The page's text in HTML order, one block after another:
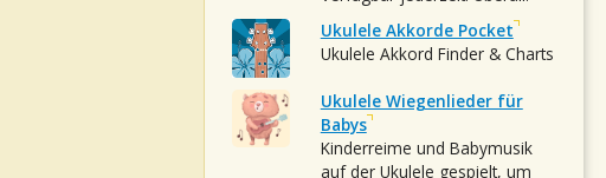
Ukulele Akkorde Pocket
Ukulele Akkord Finder & Charts
Ukulele Wiegenlieder für
Babys
Kinderreime und Babymusik
auf der Ukulele gespielt, um